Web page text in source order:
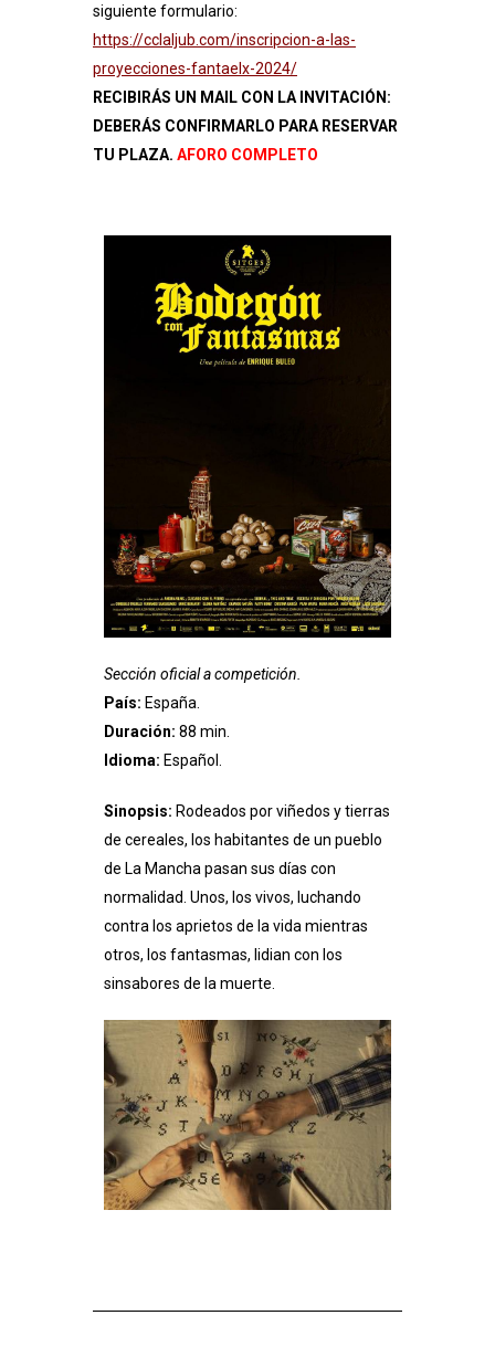
siguiente formulario:
https://cclaljub.com/inscripcion-a-las-
proyecciones-fantaelx-2024/
RECIBIRÁS UN MAIL CON LA INVITACIÓN:
DEBERÁS CONFIRMARLO PARA RESERVAR
TU PLAZA. AFORO COMPLETO
Sección oficial a competición.
País: España.
Duración: 88 min.
Idioma: Español.
Sinopsis: Rodeados por viñedos y tierras
de cereales, los habitantes de un pueblo
de La Mancha pasan sus días con
normalidad. Unos, los vivos, luchando
contra los aprietos de la vida mientras
otros, los fantasmas, lidian con los
sinsabores de la muerte.